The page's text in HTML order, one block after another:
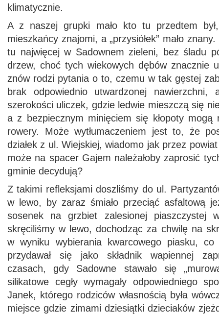
klimatycznie.
A z naszej grupki mało kto tu przedtem
mieszkańcy znajomi, a „przysiółek” mało
tu najwięcej w Sadownem zieleni, bez śladu
drzew, choć tych wiekowych dębów znacznie
znów rodzi pytania o to, czemu w tak gęstej
brak odpowiednio utwardzonej nawierzchni,
szerokości uliczek, gdzie ledwie mieszczą się
a z bezpiecznym minięciem się kłopoty mogą
rowery. Może wytłumaczeniem jest to, że
działek z ul. Wiejskiej, wiadomo jak przez
może na spacer Gajem należałoby zaprosić
gminie decydują?
Z takimi refleksjami doszliśmy do ul.
w lewo, by zaraz śmiało przeciąć asfaltową
sosenek na grzbiet zalesionej piaszczystej
skręciliśmy w lewo, dochodząc za chwilę na
w wyniku wybierania kwarcowego piasku, co
przydawał się jako składnik wapiennej
czasach, gdy Sadowne stawało się
silikatowe cegły wymagały odpowiedniego
Janek, którego rodziców własnością była
miejsce gdzie zimami dziesiątki dzieciaków